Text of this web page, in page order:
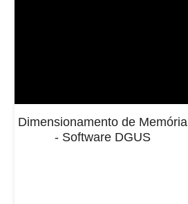
Dimensionamento de Memória
- Software DGUS